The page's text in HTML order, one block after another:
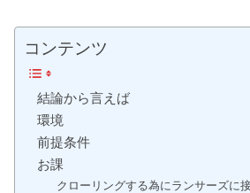
コンテンツ
結論から言えば
環境
前提条件
お課
クローリングする為にランサーズに